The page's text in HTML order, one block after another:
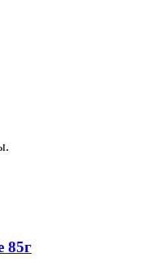
85г